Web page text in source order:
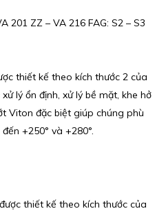
201 ZZ – VA 216 FAG: S2 – S3
thiết kế theo kích thước 2 của
lý ổn định, xử lý bề mặt, khe hở
Viton đặc biệt giúp chúng phù
+250° và +280°.
thiết kế theo kích thước của